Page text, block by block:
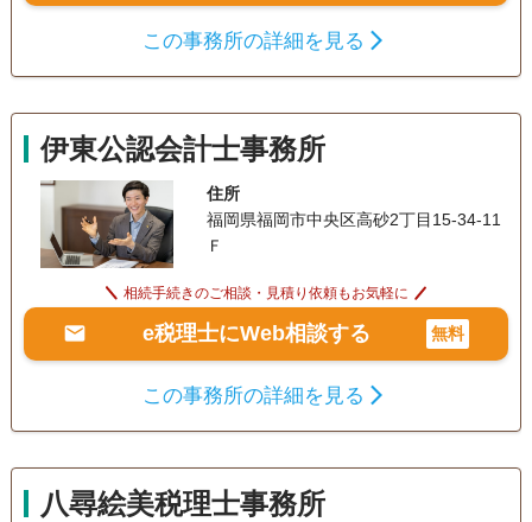
この事務所の詳細を見る
伊東公認会計士事務所
住所
福岡県福岡市中央区高砂2丁目15-34-11
Ｆ
相続手続きのご相談・見積り依頼もお気軽に
e税理士にWeb相談する 無料
この事務所の詳細を見る
八尋絵美税理士事務所